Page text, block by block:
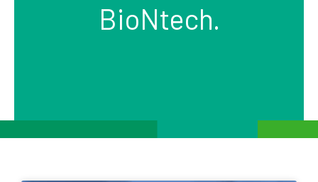
BioNtech.